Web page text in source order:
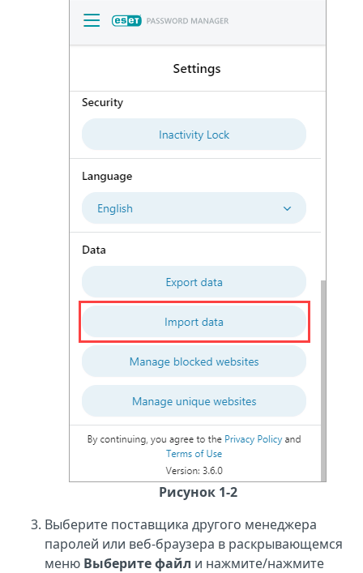
Рисунок 1-2
Выберите поставщика другого менеджера
паролей или веб-браузера в раскрывающемся
меню Выберите файл и нажмите/нажмите